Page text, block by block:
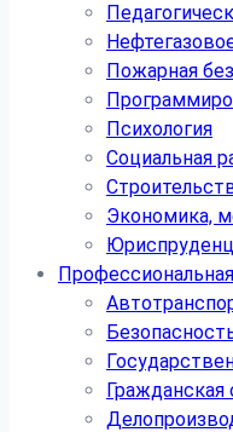
Пожарная
Психология
Социальная
Экономика,
Гражданская